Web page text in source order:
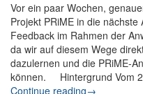
Vor ein paar Wochen,
Projekt PRiME in die
Feedback im Rahmen der
da wir auf diesem Wege
dazulernen und die PRiME-
können. Hintergrund Vom
Continue reading: [Review]:
→